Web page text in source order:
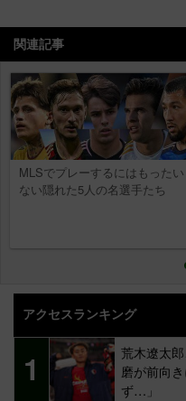
関連記事
MLSでプレーするにはもったい
ない隠れた5人の名選手たち
アクセスランキング
1
荒木遼太
磨が前向
ず…」